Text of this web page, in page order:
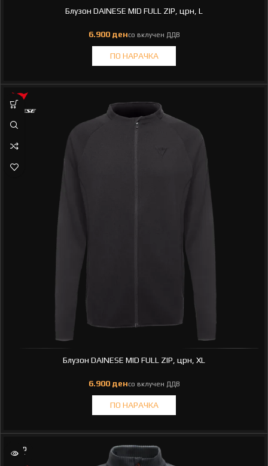
Блузон DAINESE MID FULL ZIP, црн, L
Блузон DAINESE MID FULL ZIP, црн, XL
SOLD
OUT